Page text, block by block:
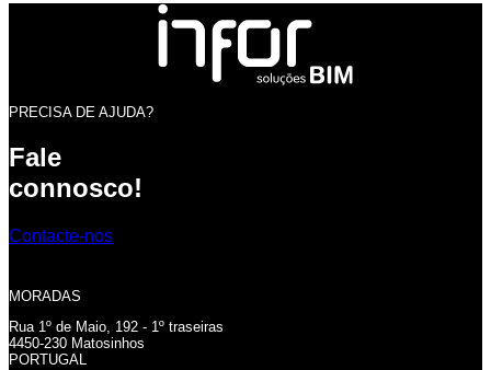
PRECISA DE AJUDA?
Fale
connosco!
Contacte-nos
MORADAS
Rua 1º de Maio, 192 - 1º traseiras
4450-230 Matosinhos
PORTUGAL